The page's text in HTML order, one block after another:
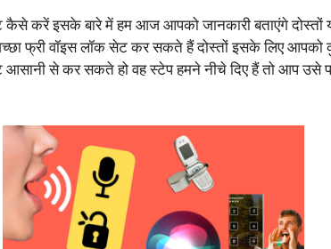
करें इसके बारे में हम आज आपको जानकारी बताएंगे दोस्तों
फ्री वॉइस लॉक सेट कर सकते हैं दोस्तों इसके लिए आपको
से कर सकते हो वह स्टेप हमने नीचे दिए हैं तो आप उसे